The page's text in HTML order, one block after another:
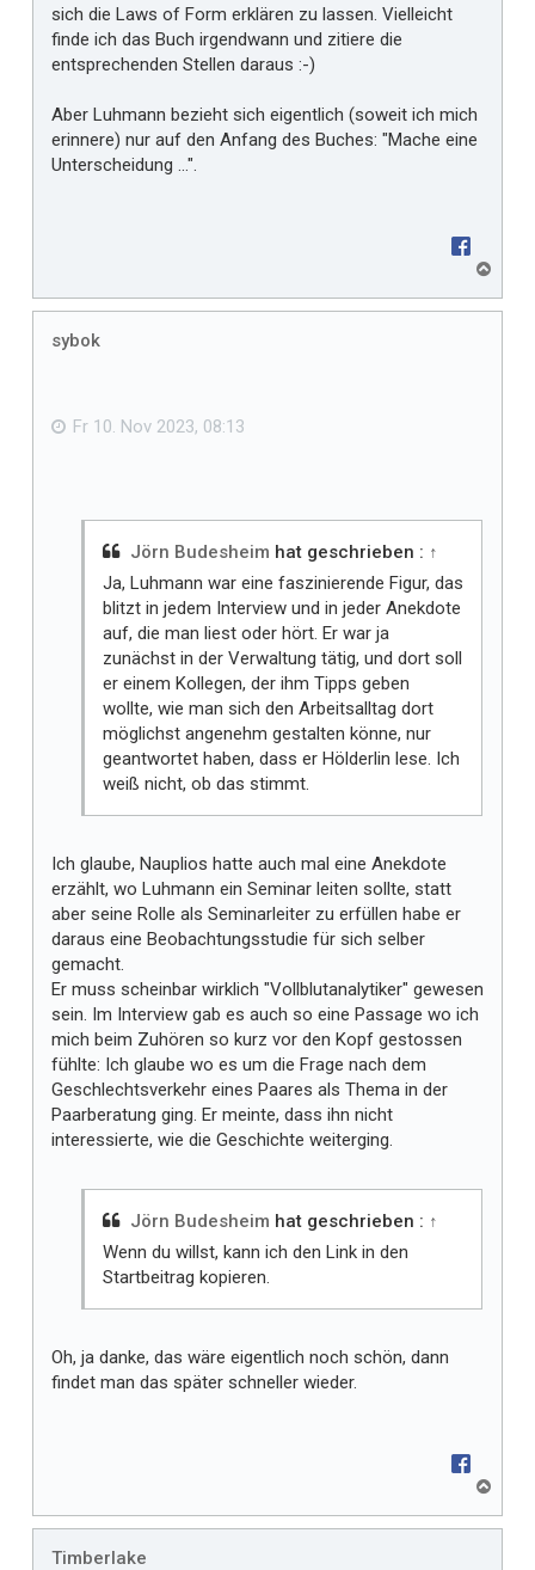
sich die Laws of Form erklären zu lassen. Vielleicht
finde ich das Buch irgendwann und zitiere die
entsprechenden Stellen daraus :-)
Aber Luhmann bezieht sich eigentlich (soweit ich mich
erinnere) nur auf den Anfang des Buches: "Mache eine
Unterscheidung ...".
c
sybok
Fr 10. Nov 2023, 08:13
Jörn Budesheim hat geschrieben : ↑
Ja, Luhmann war eine faszinierende Figur, das
blitzt in jedem Interview und in jeder Anekdote
auf, die man liest oder hört. Er war ja
zunächst in der Verwaltung tätig, und dort soll
er einem Kollegen, der ihm Tipps geben
wollte, wie man sich den Arbeitsalltag dort
möglichst angenehm gestalten könne, nur
geantwortet haben, dass er Hölderlin lese. Ich
weiß nicht, ob das stimmt.
Ich glaube, Nauplios hatte auch mal eine Anekdote
erzählt, wo Luhmann ein Seminar leiten sollte, statt
aber seine Rolle als Seminarleiter zu erfüllen habe er
daraus eine Beobachtungsstudie für sich selber
gemacht.
Er muss scheinbar wirklich "Vollblutanalytiker" gewesen
sein. Im Interview gab es auch so eine Passage wo ich
mich beim Zuhören so kurz vor den Kopf gestossen
fühlte: Ich glaube wo es um die Frage nach dem
Geschlechtsverkehr eines Paares als Thema in der
Paarberatung ging. Er meinte, dass ihn nicht
interessierte, wie die Geschichte weiterging.
Jörn Budesheim hat geschrieben : ↑
Wenn du willst, kann ich den Link in den
Startbeitrag kopieren.
Oh, ja danke, das wäre eigentlich noch schön, dann
findet man das später schneller wieder.
c
Timberlake